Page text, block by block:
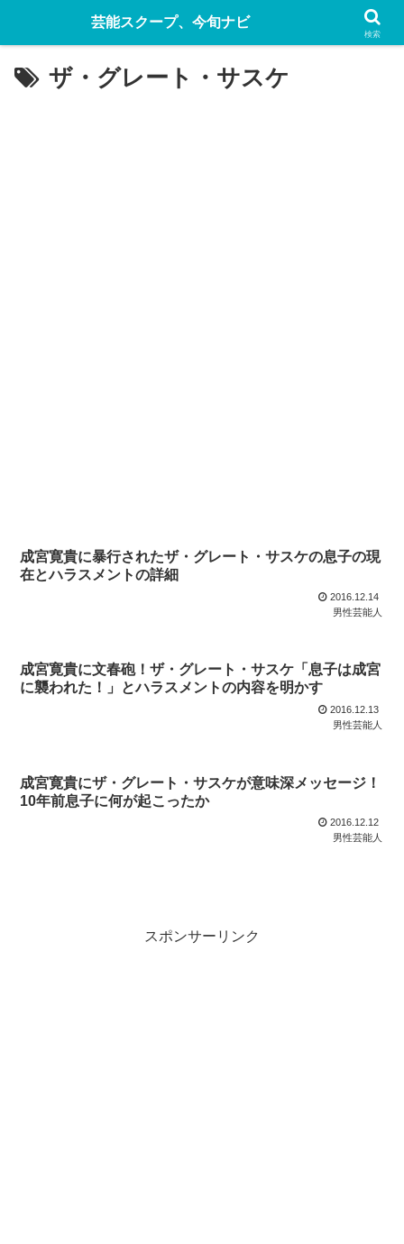
ザ・グレート・サスケ
成宮寛貴に暴行されたザ・グレート・サスケの息子の現
在とハラスメントの詳細
2016.12.14
男性芸能人
成宮寛貴に文春砲！ザ・グレート・サスケ「息子は成宮
に襲われた！」とハラスメントの内容を明かす
2016.12.13
男性芸能人
成宮寛貴にザ・グレート・サスケが意味深メッセージ！
10年前息子に何が起こったか
2016.12.12
男性芸能人
スポンサーリンク
芸能スクープ、今旬ナビ
検索